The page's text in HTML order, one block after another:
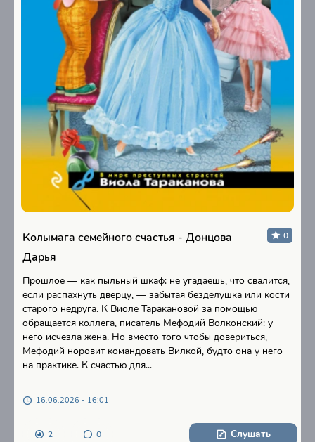
Колымага семейного счастья - Донцова
Дарья
0
Прошлое — как пыльный шкаф: не угадаешь, что свалится,
если распахнуть дверцу, — забытая безделушка или кости
старого недруга. К Виоле Таракановой за помощью
обращается коллега, писатель Мефодий Волконский: у
него исчезла жена. Но вместо того чтобы довериться,
Мефодий норовит командовать Вилкой, будто она у него
на практике. К счастью для...
16.06.2026 - 16:01
2 0 Слушать